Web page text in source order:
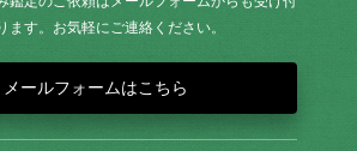
ます。お気軽にご連絡ください。
メールフォームはこちら